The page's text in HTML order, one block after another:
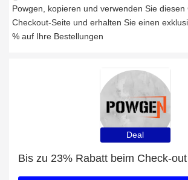
Powgen, kopieren und verwenden Sie
Checkout-Seite und erhalten Sie einen
% auf Ihre Bestellungen
Deal
Bis zu 23% Rabatt beim Check-out